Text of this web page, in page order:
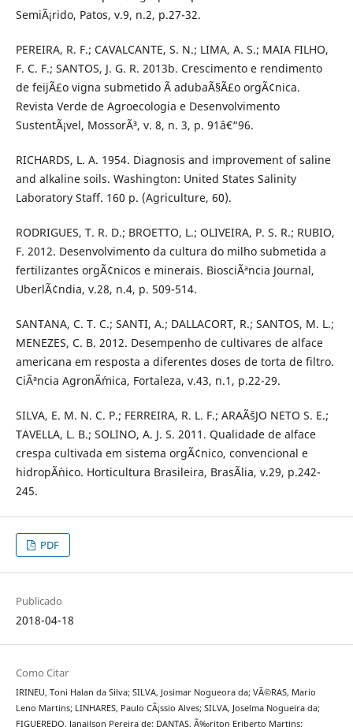
SemiÃ¡rido, Patos, v.9, n.2, p.27-32.
PEREIRA, R. F.; CAVALCANTE, S. N.; LIMA, A. S.; MAIA FILHO,
F. C. F.; SANTOS, J. G. R. 2013b. Crescimento e rendimento
de feijÃ£o vigna submetido Ã adubaÃ§Ã£o orgÃ¢nica.
Revista Verde de Agroecologia e Desenvolvimento
SustentÃ¡vel, MossorÃ³, v. 8, n. 3, p. 91â€“96.
RICHARDS, L. A. 1954. Diagnosis and improvement of saline
and alkaline soils. Washington: United States Salinity
Laboratory Staff. 160 p. (Agriculture, 60).
RODRIGUES, T. R. D.; BROETTO, L.; OLIVEIRA, P. S. R.; RUBIO,
F. 2012. Desenvolvimento da cultura do milho submetida a
fertilizantes orgÃ¢nicos e minerais. BiosciÃªncia Journal,
UberlÃ¢ndia, v.28, n.4, p. 509-514.
SANTANA, C. T. C.; SANTI, A.; DALLACORT, R.; SANTOS, M. L.;
MENEZES, C. B. 2012. Desempenho de cultivares de alface
americana em resposta a diferentes doses de torta de filtro.
CiÃªncia AgronÃ´mica, Fortaleza, v.43, n.1, p.22-29.
SILVA, E. M. N. C. P.; FERREIRA, R. L. F.; ARAÃšJO NETO S. E.;
TAVELLA, L. B.; SOLINO, A. J. S. 2011. Qualidade de alface
crespa cultivada em sistema orgÃ¢nico, convencional e
hidropÃ´nico. Horticultura Brasileira, BrasÃ­lia, v.29, p.242-
245.
PDF
Publicado
2018-04-18
Como Citar
IRINEU, Toni Halan da Silva; SILVA, Josimar Nogueora da; VÃ©RAS, Mario
Leno Martins; LINHARES, Paulo CÃ¡ssio Alves; SILVA, Joselma Nogueira da;
FIGUEREDO, Janailson Pereira de; DANTAS, Ã‰riton Eriberto Martins;